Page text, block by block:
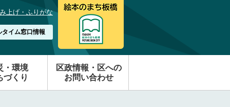
上げ・ふりがな
タイム窓口情報
・環境
づくり
区政情報・区への
お問い合わせ